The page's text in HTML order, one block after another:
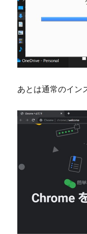
あとは通常のイン